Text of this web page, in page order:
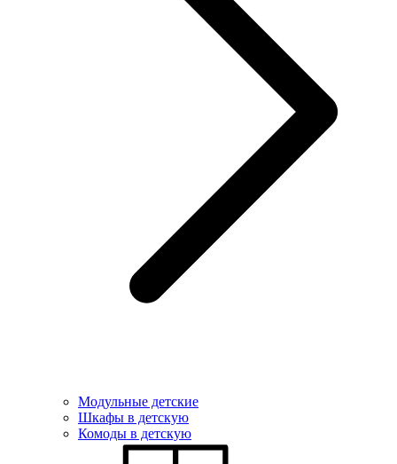
Модульные детские
Шкафы в детскую
Комоды в детскую